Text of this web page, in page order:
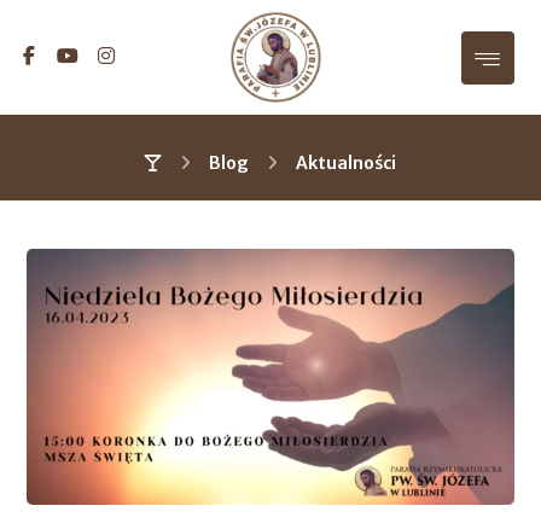
Blog Aktualności